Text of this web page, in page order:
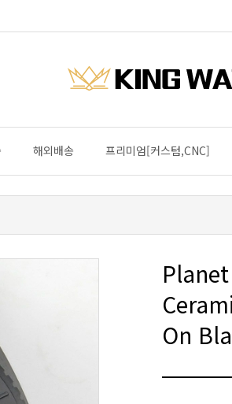
해외배송 프리미엄[커스텀,CNC]
On